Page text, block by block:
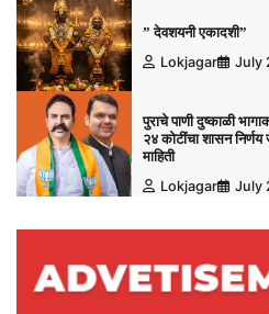
” देवशयनी एकादशी”
Lokjagar
July
पुराचे पाणी दुष्काळी
२४ कोटींचा शासन
माहिती
Lokjagar
July